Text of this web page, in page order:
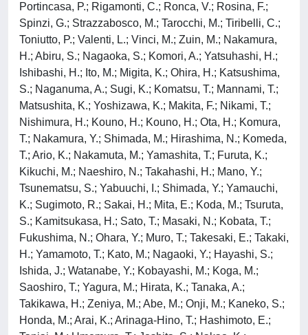
Portincasa, P.; Rigamonti, C.; Ronca, V.; Rosina, F.;
Spinzi, G.; Strazzabosco, M.; Tarocchi, M.; Tiribelli, C.;
Toniutto, P.; Valenti, L.; Vinci, M.; Zuin, M.; Nakamura,
H.; Abiru, S.; Nagaoka, S.; Komori, A.; Yatsuhashi, H.;
Ishibashi, H.; Ito, M.; Migita, K.; Ohira, H.; Katsushima,
S.; Naganuma, A.; Sugi, K.; Komatsu, T.; Mannami, T.;
Matsushita, K.; Yoshizawa, K.; Makita, F.; Nikami, T.;
Nishimura, H.; Kouno, H.; Kouno, H.; Ota, H.; Komura,
T.; Nakamura, Y.; Shimada, M.; Hirashima, N.; Komeda,
T.; Ario, K.; Nakamuta, M.; Yamashita, T.; Furuta, K.;
Kikuchi, M.; Naeshiro, N.; Takahashi, H.; Mano, Y.;
Tsunematsu, S.; Yabuuchi, I.; Shimada, Y.; Yamauchi,
K.; Sugimoto, R.; Sakai, H.; Mita, E.; Koda, M.; Tsuruta,
S.; Kamitsukasa, H.; Sato, T.; Masaki, N.; Kobata, T.;
Fukushima, N.; Ohara, Y.; Muro, T.; Takesaki, E.; Takaki,
H.; Yamamoto, T.; Kato, M.; Nagaoki, Y.; Hayashi, S.;
Ishida, J.; Watanabe, Y.; Kobayashi, M.; Koga, M.;
Saoshiro, T.; Yagura, M.; Hirata, K.; Tanaka, A.;
Takikawa, H.; Zeniya, M.; Abe, M.; Onji, M.; Kaneko, S.;
Honda, M.; Arai, K.; Arinaga-Hino, T.; Hashimoto, E.;